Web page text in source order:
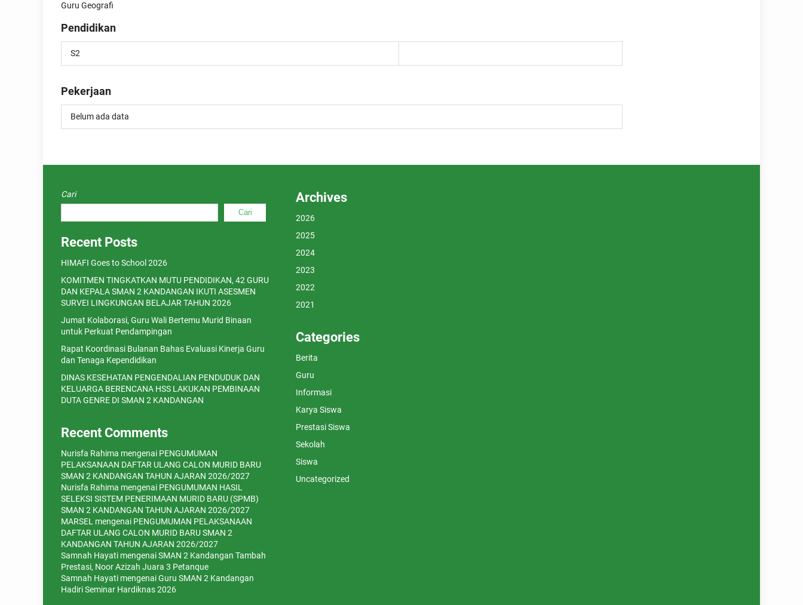
Guru Geografi
Pendidikan
S2
Pekerjaan
Belum ada data
Cari
Cari
Recent Posts
HIMAFI Goes to School 2026
KOMITMEN TINGKATKAN MUTU PENDIDIKAN, 42 GURU
DAN KEPALA SMAN 2 KANDANGAN IKUTI ASESMEN
SURVEI LINGKUNGAN BELAJAR TAHUN 2026
Jumat Kolaborasi, Guru Wali Bertemu Murid Binaan
untuk Perkuat Pendampingan
Rapat Koordinasi Bulanan Bahas Evaluasi Kinerja Guru
dan Tenaga Kependidikan
DINAS KESEHATAN PENGENDALIAN PENDUDUK DAN
KELUARGA BERENCANA HSS LAKUKAN PEMBINAAN
DUTA GENRE DI SMAN 2 KANDANGAN
Recent Comments
Nurisfa Rahima mengenai PENGUMUMAN
PELAKSANAAN DAFTAR ULANG CALON MURID BARU
SMAN 2 KANDANGAN TAHUN AJARAN 2026/2027
Nurisfa Rahima mengenai PENGUMUMAN HASIL
SELEKSI SISTEM PENERIMAAN MURID BARU (SPMB)
SMAN 2 KANDANGAN TAHUN AJARAN 2026/2027
MARSEL mengenai PENGUMUMAN PELAKSANAAN
DAFTAR ULANG CALON MURID BARU SMAN 2
KANDANGAN TAHUN AJARAN 2026/2027
Samnah Hayati mengenaiSMAN 2 Kandangan Tambah
Prestasi, Noor Azizah Juara 3 Petanque
Samnah Hayati mengenaiGuru SMAN 2 Kandangan
Hadiri Seminar Hardiknas 2026
Archives
2026
2025
2024
2023
2022
2021
Categories
Berita
Guru
Informasi
Karya Siswa
Prestasi Siswa
Sekolah
Siswa
Uncategorized